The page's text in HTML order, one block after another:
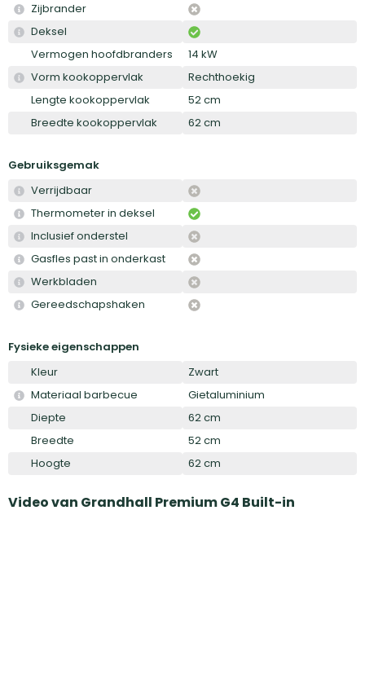
Zijbrander
Deksel
Vermogen hoofdbranders
14 kW
Vorm kookoppervlak
Rechthoekig
Lengte kookoppervlak
52 cm
Breedte kookoppervlak
62 cm
Gebruiksgemak
Verrijdbaar
Thermometer in deksel
Inclusief onderstel
Gasfles past in onderkast
Werkbladen
Gereedschapshaken
Fysieke eigenschappen
Kleur
Zwart
Materiaal barbecue
Gietaluminium
Diepte
62 cm
Breedte
52 cm
Hoogte
62 cm
Video van Grandhall Premium G4 Built-in